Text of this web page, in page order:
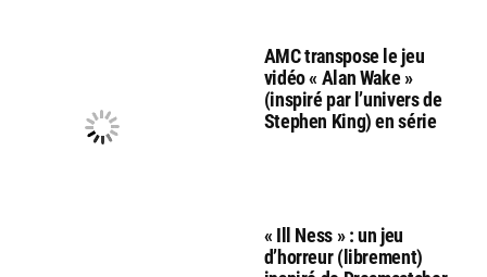
AMC transpose le jeu
vidéo « Alan Wake »
(inspiré par l’univers de
Stephen King) en série
« Ill Ness » : un jeu
d’horreur (librement)